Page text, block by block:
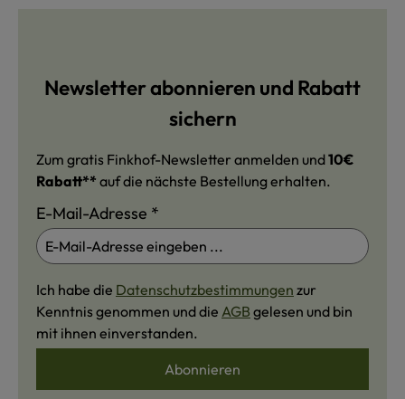
Newsletter abonnieren und Rabatt
sichern
Zum gratis Finkhof-Newsletter anmelden und10€
Rabatt** auf die nächste Bestellung erhalten.
E-Mail-Adresse *
Ich habe die Datenschutzbestimmungen zur
Kenntnis genommen und die AGB gelesen und bin
mit ihnen einverstanden.
Abonnieren